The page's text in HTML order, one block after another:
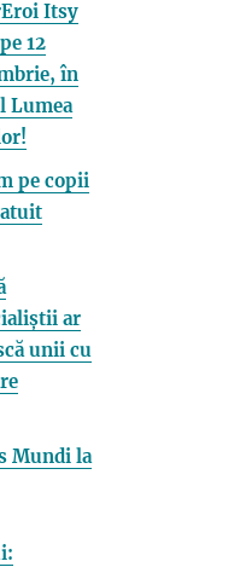
Itsy
12
în
Lumea
pe copii
ar
unii cu
Mundi la